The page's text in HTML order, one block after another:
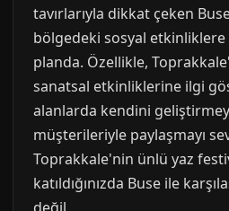
tavırlarıyla dikkat çeken
bölgedeki sosyal etkinliklere
planda. Özellikle,
sanatsal etkinliklerine ilgi
alanlarda kendini
müşterileriyle paylaşmayı
Toprakkale'nin ünlü yaz
katıldığınızda Buse ile